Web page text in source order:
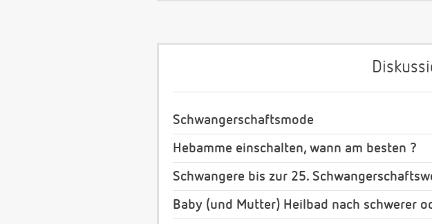
Schwangerschaftsmode
Hebamme einschalten, wann am besten ?
Schwangere bis zur 25.
Baby (und Mutter) Heilbad nach schwerer